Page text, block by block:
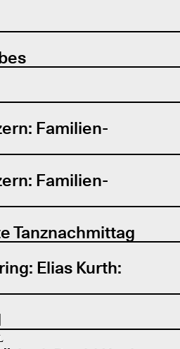
Familien-
Familien-
Tanznachmittag
Elias Kurth: